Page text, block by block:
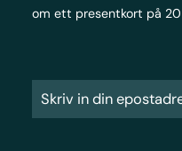
om ett presentkort på